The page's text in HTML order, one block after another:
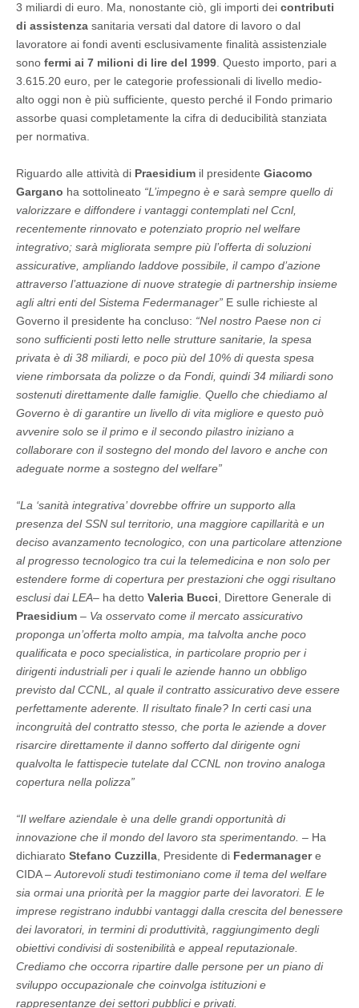
3 miliardi di euro. Ma, nonostante ciò, gli importi dei contributi
di assistenza sanitaria versati dal datore di lavoro o dal
lavoratore ai fondi aventi esclusivamente finalità assistenziale
sono fermi ai 7 milioni di lire del 1999. Questo importo, pari a
3.615.20 euro, per le categorie professionali di livello medio-
alto oggi non è più sufficiente, questo perché il Fondo primario
assorbe quasi completamente la cifra di deducibilità stanziata
per normativa.
Riguardo alle attività di Praesidium il presidente Giacomo
Gargano ha sottolineato “L’impegno è e sarà sempre quello di
valorizzare e diffondere i vantaggi contemplati nel Ccnl,
recentemente rinnovato e potenziato proprio nel welfare
integrativo; sarà migliorata sempre più l’offerta di soluzioni
assicurative, ampliando laddove possibile, il campo d’azione
attraverso l’attuazione di nuove strategie di partnership insieme
agli altri enti del Sistema Federmanager” E sulle richieste al
Governo il presidente ha concluso: “Nel nostro Paese non ci
sono sufficienti posti letto nelle strutture sanitarie, la spesa
privata è di 38 miliardi, e poco più del 10% di questa spesa
viene rimborsata da polizze o da Fondi, quindi 34 miliardi sono
sostenuti direttamente dalle famiglie. Quello che chiediamo al
Governo è di garantire un livello di vita migliore e questo può
avvenire solo se il primo e il secondo pilastro iniziano a
collaborare con il sostegno del mondo del lavoro e anche con
adeguate norme a sostegno del welfare”
“La ‘sanità integrativa’ dovrebbe offrire un supporto alla
presenza del SSN sul territorio, una maggiore capillarità e un
deciso avanzamento tecnologico, con una particolare attenzione
al progresso tecnologico tra cui la telemedicina e non solo per
estendere forme di copertura per prestazioni che oggi risultano
esclusi dai LEA– ha detto Valeria Bucci, Direttore Generale di
Praesidium – Va osservato come il mercato assicurativo
proponga un’offerta molto ampia, ma talvolta anche poco
qualificata e poco specialistica, in particolare proprio per i
dirigenti industriali per i quali le aziende hanno un obbligo
previsto dal CCNL, al quale il contratto assicurativo deve essere
perfettamente aderente. Il risultato finale? In certi casi una
incongruità del contratto stesso, che porta le aziende a dover
risarcire direttamente il danno sofferto dal dirigente ogni
qualvolta le fattispecie tutelate dal CCNL non trovino analoga
copertura nella polizza”
“Il welfare aziendale è una delle grandi opportunità di
innovazione che il mondo del lavoro sta sperimentando. – Ha
dichiarato Stefano Cuzzilla, Presidente di Federmanagere
CIDA –Autorevoli studi testimoniano come il tema del welfare
sia ormai una priorità per la maggior parte dei lavoratori. E le
imprese registrano indubbi vantaggi dalla crescita del benessere
dei lavoratori, in termini di produttività, raggiungimento degli
obiettivi condivisi di sostenibilità e appeal reputazionale.
Crediamo che occorra ripartire dalle persone per un piano di
sviluppo occupazionale che coinvolga istituzioni e
rappresentanze dei settori pubblici e privati.